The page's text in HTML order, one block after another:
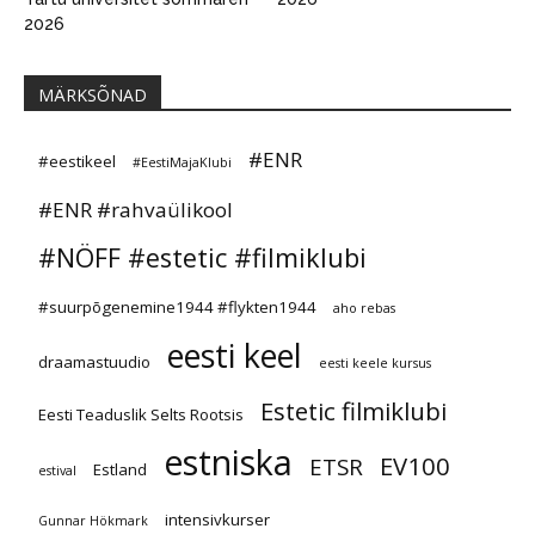
2026
MÄRKSÕNAD
#eestikeel #EestiMajaKlubi
#ENR
#ENR #rahvaülikool
#NÖFF #estetic #filmiklubi
#suurpõgenemine1944 #flykten1944 aho rebas
draamastuudio eesti keel eesti keele kursus
Eesti Teaduslik Selts Rootsis Estetic filmiklubi
estival Estland estniska ETSR EV100
Gunnar Hökmark intensivkurser